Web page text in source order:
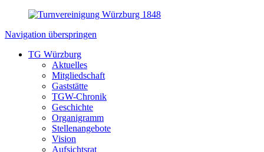
Navigation überspringen
TG Würzburg
Aktuelles
Mitgliedschaft
Gaststätte
TGW-Chronik
Geschichte
Organigramm
Stellenangebote
Vision
Aufsichtsrat